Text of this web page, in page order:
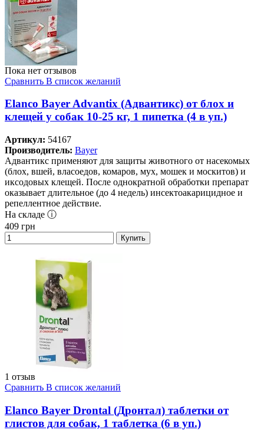
Пока нет отзывов
Сравнить В список желаний
Elanco Bayer Advantix (Адвантикс) от блох и
клещей у собак 10-25 кг, 1 пипетка (4 в уп.)
Артикул: 54167
Производитель: Bayer
Адвантикс применяют для защиты животного от насекомых
(блох, вшей, власоедов, комаров, мух, мошек и москитов) и
иксодовых клещей. После однократной обработки препарат
оказывает длительное (до 4 недель) инсектоакарицидное и
репеллентное действие.
На складе ⓘ
409 грн
Купить
1 отзыв
Сравнить В список желаний
Elanco Bayer Drontal (Дронтал) таблетки от
глистов для собак, 1 таблетка (6 в уп.)